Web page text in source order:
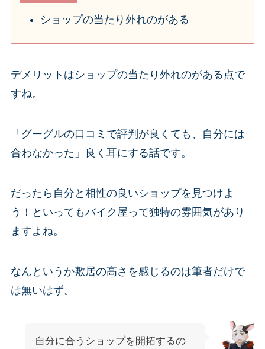
ショップの当たり外れのがある
デメリットはショップの当たり外れのがある点で
すね。
「グーグルの口コミで評判が良くても、自分には
合わなかった」良く耳にする話です。
だったら自分と相性の良いショップを見つけよ
う！といってもバイク屋って独特の雰囲気があり
ますよね。
なんというか敷居の高さを感じるのは筆者だけで
は無いはず。
自分に合うショップを開拓するの